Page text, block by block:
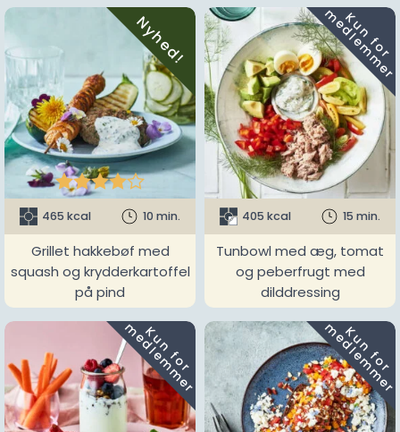
Nyhed!

465 kcal 10 min.
Grillet hakkebøf med
squash og krydderkartoffel
på pind
K
u
n
f
o
r
m
e
d
l
e
m
m
e
r
405 kcal 15 min.
Tunbowl med æg, tomat
og peberfrugt med
dilddressing
K
u
n
f
o
r
m
e
d
l
e
m
m
e
r K
u
n
f
o
r
m
e
d
l
e
m
m
e
r